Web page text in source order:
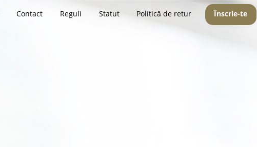
Contact Reguli Statut Politică de retur Înscrie-te